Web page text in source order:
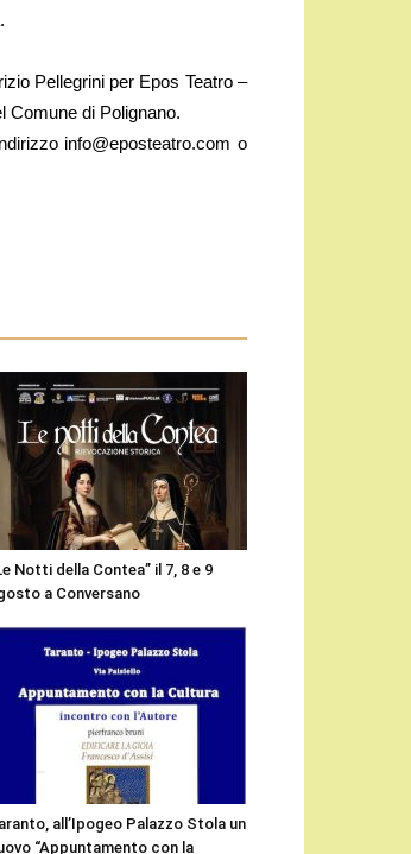
Pellegrini per Epos Teatro –
Comune di Polignano.
info@eposteatro.com o
Notti della Contea” il 7, 8 e 9
a Conversano
all’Ipogeo Palazzo Stola un
“Appuntamento con la